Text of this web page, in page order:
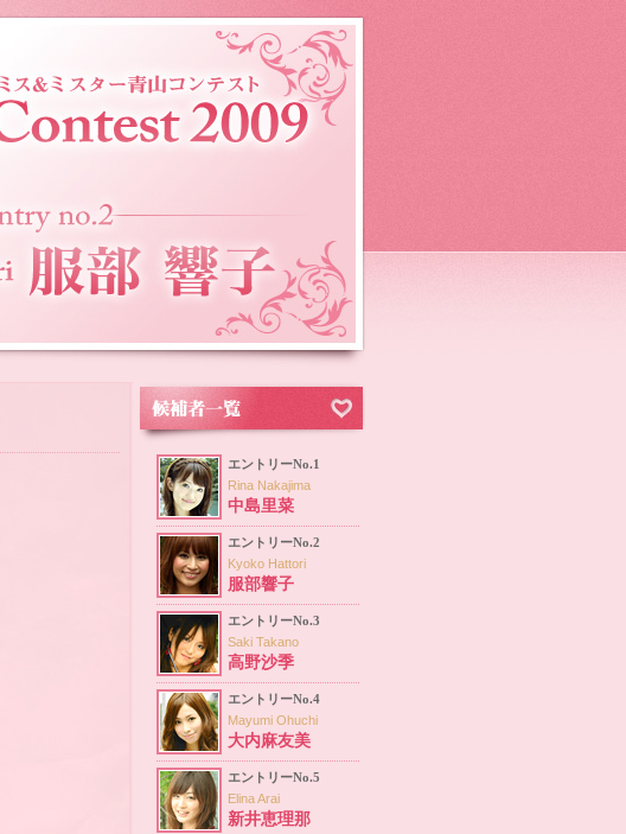
エントリーNo.1
Rina Nakajima
中島里菜
エントリーNo.2
Kyoko Hattori
服部響子
エントリーNo.3
Saki Takano
高野沙季
エントリーNo.4
Mayumi Ohuchi
大内麻友美
エントリーNo.5
Elina Arai
新井恵理那